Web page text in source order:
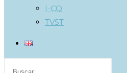
I-CQ
TVST